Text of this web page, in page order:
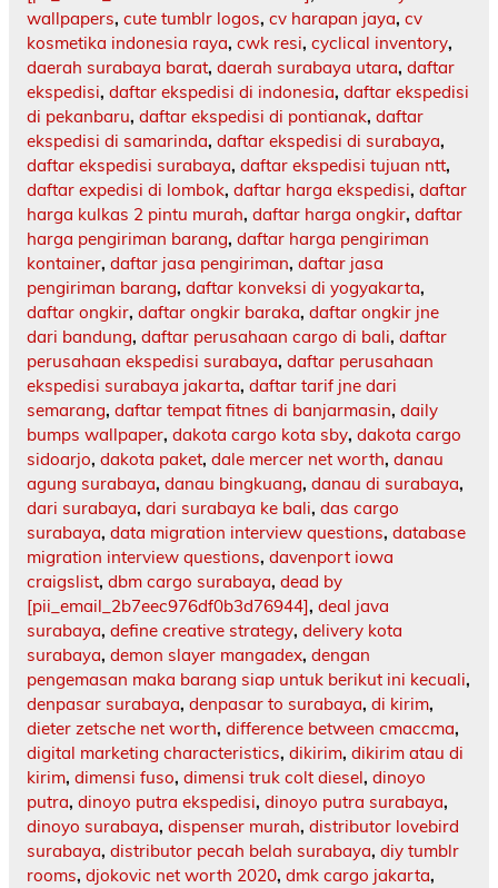
wallpapers, cute tumblr logos, cv harapan jaya, cv
kosmetika indonesia raya, cwk resi, cyclical inventory,
daerah surabaya barat, daerah surabaya utara, daftar
ekspedisi, daftar ekspedisi di indonesia, daftar ekspedisi
di pekanbaru, daftar ekspedisi di pontianak, daftar
ekspedisi di samarinda, daftar ekspedisi di surabaya,
daftar ekspedisi surabaya, daftar ekspedisi tujuan ntt,
daftar expedisi di lombok, daftar harga ekspedisi, daftar
harga kulkas 2 pintu murah, daftar harga ongkir, daftar
harga pengiriman barang, daftar harga pengiriman
kontainer, daftar jasa pengiriman, daftar jasa
pengiriman barang, daftar konveksi di yogyakarta,
daftar ongkir, daftar ongkir baraka, daftar ongkir jne
dari bandung, daftar perusahaan cargo di bali, daftar
perusahaan ekspedisi surabaya, daftar perusahaan
ekspedisi surabaya jakarta, daftar tarif jne dari
semarang, daftar tempat fitnes di banjarmasin, daily
bumps wallpaper, dakota cargo kota sby, dakota cargo
sidoarjo, dakota paket, dale mercer net worth, danau
agung surabaya, danau bingkuang, danau di surabaya,
dari surabaya, dari surabaya ke bali, das cargo
surabaya, data migration interview questions, database
migration interview questions, davenport iowa
craigslist, dbm cargo surabaya, dead by
[pii_email_2b7eec976df0b3d76944], deal java
surabaya, define creative strategy, delivery kota
surabaya, demon slayer mangadex, dengan
pengemasan maka barang siap untuk berikut ini kecuali,
denpasar surabaya, denpasar to surabaya, di kirim,
dieter zetsche net worth, difference between cmaccma,
digital marketing characteristics, dikirim, dikirim atau di
kirim, dimensi fuso, dimensi truk colt diesel, dinoyo
putra, dinoyo putra ekspedisi, dinoyo putra surabaya,
dinoyo surabaya, dispenser murah, distributor lovebird
surabaya, distributor pecah belah surabaya, diy tumblr
rooms, djokovic net worth 2020, dmk cargo jakarta,